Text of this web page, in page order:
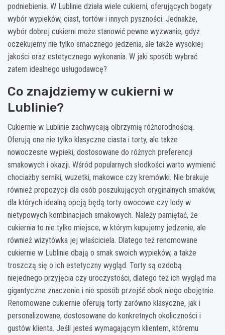
podniebienia. W Lublinie działa wiele cukierni, oferujących bogaty
wybór wypieków, ciast, tortów i innych pyszności. Jednakże,
wybór dobrej cukierni może stanowić pewne wyzwanie, gdyż
oczekujemy nie tylko smacznego jedzenia, ale także wysokiej
jakości oraz estetycznego wykonania. W jaki sposób wybrać
zatem idealnego usługodawcę?
Co znajdziemy w cukierni w
Lublinie?
Cukiernie w Lublinie zachwycają olbrzymią różnorodnością.
Oferują one nie tylko klasyczne ciasta i torty, ale także
nowoczesne wypieki, dostosowane do różnych preferencji
smakowych i okazji. Wśród popularnych słodkości warto wymienić
chociażby serniki, wuzetki, makowce czy kremówki. Nie brakuje
również propozycji dla osób poszukujących oryginalnych smaków,
dla których idealną opcją będą torty owocowe czy lody w
nietypowych kombinacjach smakowych. Należy pamiętać, że
cukiernia to nie tylko miejsce, w którym kupujemy jedzenie, ale
również wizytówka jej właściciela. Dlatego też renomowane
cukiernie w Lublinie dbają o smak swoich wypieków, a także
troszczą się o ich estetyczny wygląd. Torty są ozdobą
niejednego przyjęcia czy uroczystości, dlatego też ich wygląd ma
gigantyczne znaczenie i nie sposób przejść obok niego obojętnie.
Renomowane cukiernie oferują torty zarówno klasyczne, jak i
personalizowane, dostosowane do konkretnych okoliczności i
gustów klienta. Jeśli jesteś wymagającym klientem, któremu